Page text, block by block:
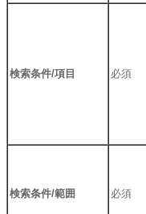
検索条件/項目 必須
検索条件/範囲 必須